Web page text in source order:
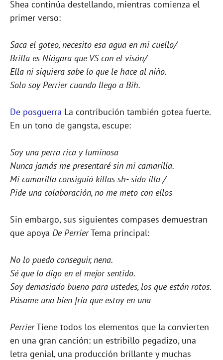
Shea continúa destellando, mientras comienza el
primer verso:
Saca el goteo, necesito esa agua en mi cuello/
Brilla es Niágara que VS con el visón/
Ella ni siquiera sabe lo que le hace al niño.
Solo soy Perrier cuando llego a Bih.
De posguerra La contribución también gotea fuerte.
En un tono de gangsta, escupe:
Soy una perra rica y luminosa
Nunca jamás me presentaré sin mi camarilla.
Mi camarilla consiguió killas sh- sido illa /
Pide una colaboración, no me meto con ellos
Sin embargo, sus siguientes compases demuestran
que apoya De PerrierTema principal:
No lo puedo conseguir, nena.
Sé que lo digo en el mejor sentido.
Soy demasiado bueno para ustedes, los que están rotos.
Pásame una bien fría que estoy en una
PerrierTiene todos los elementos que la convierten
en una gran canción: un estribillo pegadizo, una
letra genial, una producción brillante y muchas